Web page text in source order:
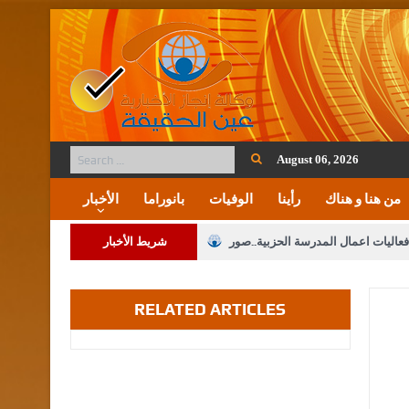
August 06, 2026
الأخبار بانوراما الوفيات رأينا من هنا و هناك
شريط الأخبار اعمال المدرسة الحزبية..صور
مشروع تعديل قانون الملكية العقاريةRELATED ARTICLES